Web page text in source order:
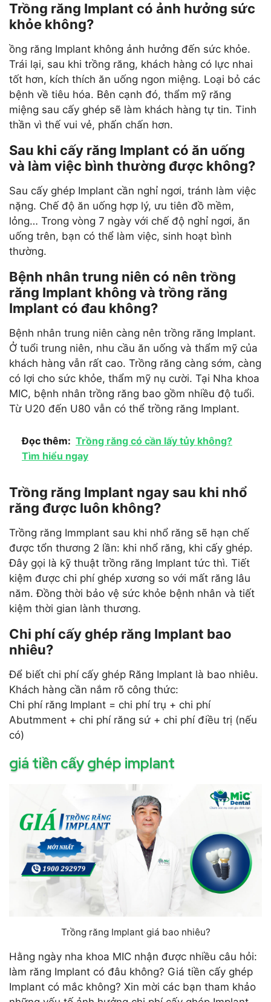
Trồng răng Implant có ảnh hưởng sức
khỏe không?
ồng răng Implant không ảnh hưởng đến sức khỏe.
Trái lại, sau khi trồng răng, khách hàng có lực nhai
tốt hơn, kích thích ăn uống ngon miệng. Loại bỏ các
bệnh về tiêu hóa. Bên cạnh đó, thẩm mỹ răng
miệng sau cấy ghép sẽ làm khách hàng tự tin. Tinh
thần vì thế vui vẻ, phấn chấn hơn.
Sau khi cấy răng Implant có ăn uống
và làm việc bình thường được không?
Sau cấy ghép Implant cần nghỉ ngơi, tránh làm việc
nặng. Chế độ ăn uống hợp lý, ưu tiên đồ mềm,
lỏng… Trong vòng 7 ngày với chế độ nghỉ ngơi, ăn
uống trên, bạn có thể làm việc, sinh hoạt bình
thường.
Bệnh nhân trung niên có nên trồng
răng Implant không và trồng răng
Implant có đau không?
Bệnh nhân trung niên càng nên trồng răng Implant.
Ở tuổi trung niên, nhu cầu ăn uống và thẩm mỹ của
khách hàng vẫn rất cao. Trồng răng càng sớm, càng
có lợi cho sức khỏe, thẩm mỹ nụ cười. Tại Nha khoa
MIC, bệnh nhân trồng răng bao gồm nhiều độ tuổi.
Từ U20 đến U80 vẫn có thể trồng răng Implant.
Đọc thêm: Trồng răng có cần lấy tủy không?
Tìm hiểu ngay
Trồng răng Implant ngay sau khi nhổ
răng được luôn không?
Trồng răng Immplant sau khi nhổ răng sẽ hạn chế
được tổn thương 2 lần: khi nhổ răng, khi cấy ghép.
Đây gọi là kỹ thuật trồng răng Implant tức thì. Tiết
kiệm được chi phí ghép xương so với mất răng lâu
năm. Đồng thời bảo vệ sức khỏe bệnh nhân và tiết
kiệm thời gian lành thương.
Chi phí cấy ghép răng Implant bao
nhiêu?
Để biết chi phí cấy ghép Răng Implant là bao nhiêu.
Khách hàng cần nắm rõ công thức:
Chi phí răng Implant = chi phí trụ + chi phí
Abutmment + chi phí răng sứ + chi phí điều trị (nếu
có)
giá tiền cấy ghép implant
Trồng răng Implant giá bao nhiêu?
Hằng ngày nha khoa MIC nhận được nhiều câu hỏi:
làm răng Implant có đâu không? Giá tiền cấy ghép
Implant có mắc không? Xin mời các bạn tham khảo